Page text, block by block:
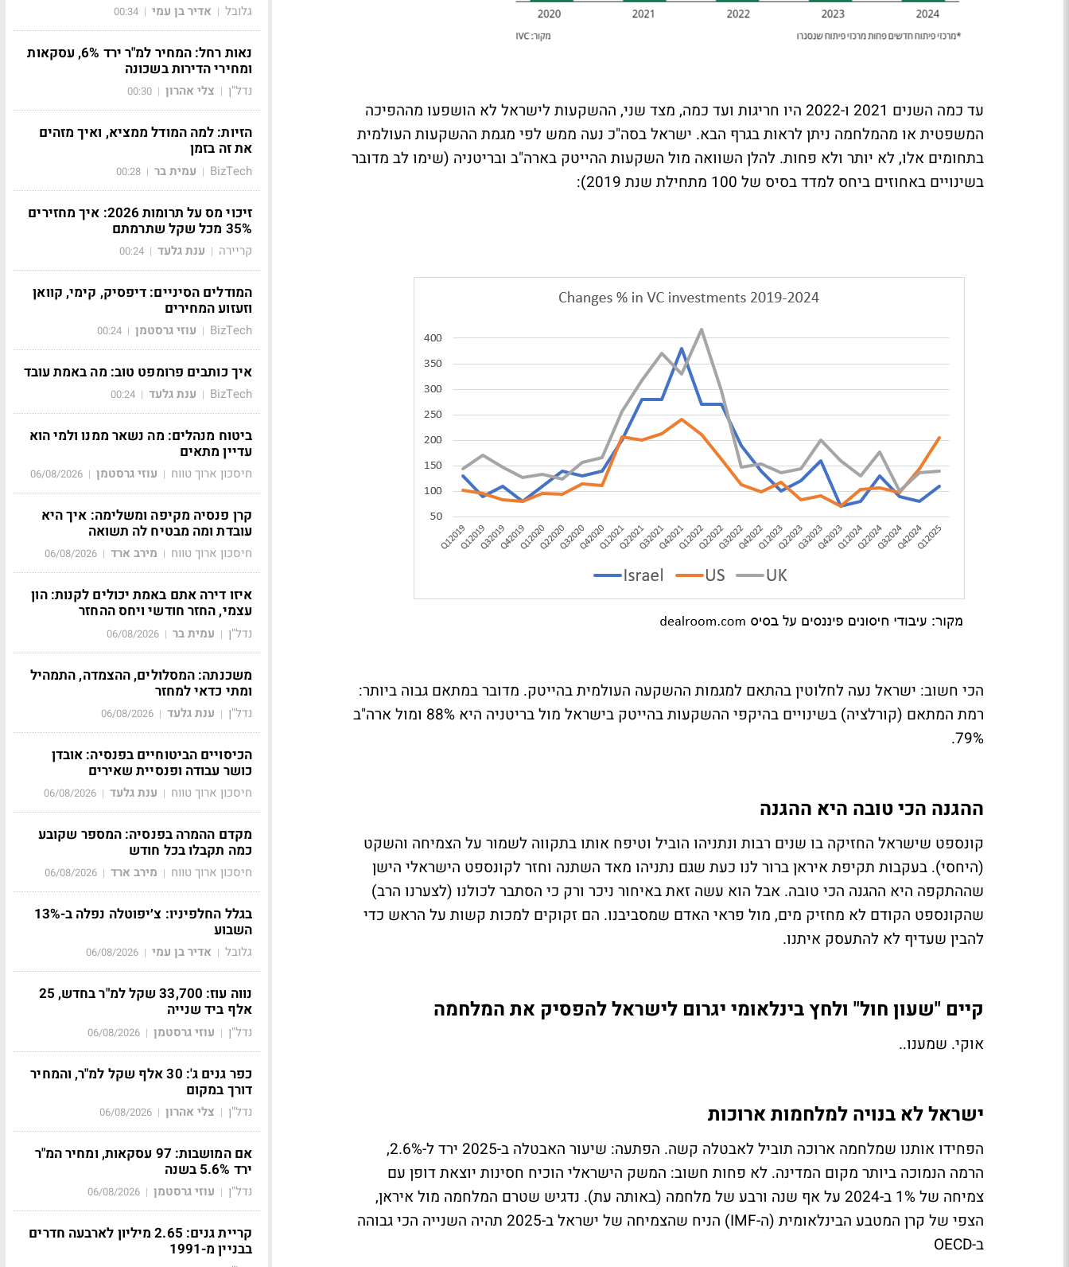
עד כמה השנים 2021 ו-2022 היו חריגות ועד כמה, מצד שני, ההשקעות לישראל לא הושפעו מההפיכה
המשפטית או מהמלחמה ניתן לראות בגרף הבא. ישראל בסה"כ נעה ממש לפי מגמת ההשקעות העולמית
בתחומים אלו, לא יותר ולא פחות. להלן השוואה מול השקעות ההייטק בארה"ב ובריטניה (שימו לב מדובר
בשינויים באחוזים ביחס למדד בסיס של 100 מתחילת שנת 2019):
הכי חשוב: ישראל נעה לחלוטין בהתאם למגמות ההשקעה העולמית בהייטק. מדובר במתאם גבוה ביותר:
רמת המתאם (קורלציה) בשינויים בהיקפי ההשקעות בהייטק בישראל מול בריטניה היא 88% ומול ארה"ב
79%.
ההגנה הכי טובה היא ההגנה
קונספט שישראל החזיקה בו שנים רבות ונתניהו הוביל וטיפח אותו בתקווה לשמור על הצמיחה והשקט
(היחסי). בעקבות תקיפת איראן ברור לנו כעת שגם נתניהו מאד השתנה וחזר לקונספט הישראלי הישן
שההתקפה היא ההגנה הכי טובה. אבל הוא עשה זאת באיחור ניכר ורק כי הסתבר לכולנו (לצערנו הרב)
שהקונספט הקודם לא מחזיק מים, מול פראי האדם שמסביבנו. הם זקוקים למכות קשות על הראש כדי
להבין שעדיף לא להתעסק איתנו.
קיים "שעון חול" ולחץ בינלאומי יגרום לישראל להפסיק את המלחמה
אוקי. שמענו..
ישראל לא בנויה למלחמות ארוכות
הפחידו אותנו שמלחמה ארוכה תוביל לאבטלה קשה. הפתעה: שיעור האבטלה ב-2025 ירד ל-2.6%,
הרמה הנמוכה ביותר מקום המדינה. לא פחות חשוב: המשק הישראלי הוכיח חסינות יוצאת דופן עם
צמיחה של 1% ב-2024 על אף שנה ורבע של מלחמה (באותה עת). נדגיש שטרם המלחמה מול איראן,
הצפי של קרן המטבע הבינלאומית (ה-IMF) הניח שהצמיחה של ישראל ב-2025 תהיה השנייה הכי גבוהה
ב-OECD
גלובל | אדיר בן עמי |
00:34
נאות רחל: המחיר למ"ר ירד 6%, עסקאות
ומחירי הדירות בשכונה
נדל"ן | צלי אהרון |
00:30
הזיות: למה המודל ממציא, ואיך מזהים
את זה בזמן
BizTech
| עמית בר |
00:28
זיכוי מס על תרומות 2026: איך מחזירים
35% מכל שקל שתרמתם
קריירה | ענת גלעד |
00:24
המודלים הסיניים: דיפסיק, קימי, קוואן
וזעזוע המחירים
BizTech
| עוזי גרסטמן |
00:24
איך כותבים פרומפט טוב: מה באמת עובד
BizTech
| ענת גלעד |
00:24
ביטוח מנהלים: מה נשאר ממנו ולמי הוא
עדיין מתאים
חיסכון ארוך טווח | עוזי גרסטמן |
06/08/2026
קרן פנסיה מקיפה ומשלימה: איך היא
עובדת ומה מבטיח לה תשואה
חיסכון ארוך טווח | מירב ארד |
06/08/2026
איזו דירה אתם באמת יכולים לקנות: הון
עצמי, החזר חודשי ויחס ההחזר
נדל"ן | עמית בר |
06/08/2026
משכנתה: המסלולים, ההצמדה, התמהיל
ומתי כדאי למחזר
נדל"ן | ענת גלעד |
06/08/2026
הכיסויים הביטוחיים בפנסיה: אובדן
כושר עבודה ופנסיית שאירים
חיסכון ארוך טווח | ענת גלעד |
06/08/2026
מקדם ההמרה בפנסיה: המספר שקובע
כמה תקבלו בכל חודש
חיסכון ארוך טווח | מירב ארד |
06/08/2026
בגלל החלפיניו: צ׳יפוטלה נפלה ב-13%
השבוע
גלובל | אדיר בן עמי |
06/08/2026
נווה עוז: 33,700 שקל למ"ר בחדש, 25
אלף ביד שנייה
נדל"ן | עוזי גרסטמן |
06/08/2026
כפר גנים ג': 30 אלף שקל למ"ר, והמחיר
דורך במקום
נדל"ן | צלי אהרון |
06/08/2026
אם המושבות: 97 עסקאות, ומחיר המ"ר
ירד 5.6% בשנה
נדל"ן | עוזי גרסטמן |
06/08/2026
קריית גנים: 2.65 מיליון לארבעה חדרים
בבניין מ-1991